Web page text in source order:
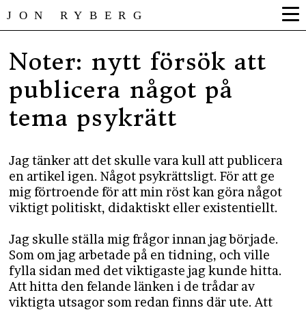
JON RYBERG
Noter: nytt försök att
publicera något på
tema psykrätt
Jag tänker att det skulle vara kull att publicera
en artikel igen. Något psykrättsligt. För att ge
mig förtroende för att min röst kan göra något
viktigt politiskt, didaktiskt eller existentiellt.
Jag skulle ställa mig frågor innan jag började.
Som om jag arbetade på en tidning, och ville
fylla sidan med det viktigaste jag kunde hitta.
Att hitta den felande länken i de trådar av
viktigta utsagor som redan finns där ute. Att